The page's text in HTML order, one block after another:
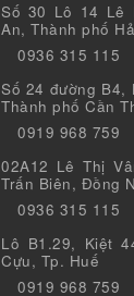
Số 30 Lô 14 Lê
An, Thành phố
0936 315 115
Số 24 đường B4,
Thành phố Cần
0919 968 759
02A12 Lê Thị
Trấn Biên, Đồng
0936 315 115
Lô B1.29, Kiệt
Cựu, Tp. Huế
0919 968 759